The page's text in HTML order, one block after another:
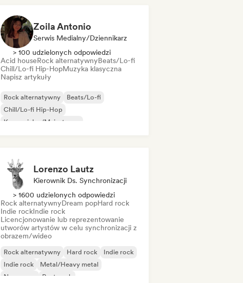
Zoila Antonio
Serwis Medialny/Dziennikarz
> 100 udzielonych odpowiedzi
Acid houseRock alternatywnyBeats/Lo-fi
Chill/Lo-fi Hip-HopMuzyka klasyczna
Napisz artykuły
Rock alternatywny
Beats/Lo-fi
Chill/Lo-fi Hip-Hop
Komercjalny/Mainstream
Lorenzo Lautz
Kierownik Ds. Synchronizacji
> 1600 udzielonych odpowiedzi
Rock alternatywnyDream popHard rock
Indie rockIndie rock
Licencjonowanie lub reprezentowanie
utworów artystów w celu synchronizacji z
obrazem/wideo
Rock alternatywny Hard rock
Indie rock
Indie rock
Metal/Heavy metal
New wave
Post-rock